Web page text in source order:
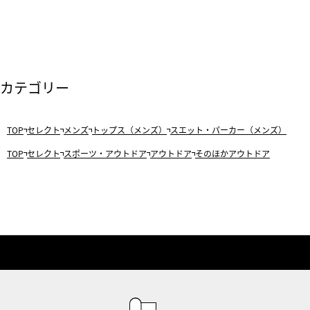
カテゴリー
TOP セレクト メンズ トップス（メンズ）
スエット・パーカー（メンズ）
TOP セレクト スポーツ・アウトドア アウトドア そのほかアウトドア